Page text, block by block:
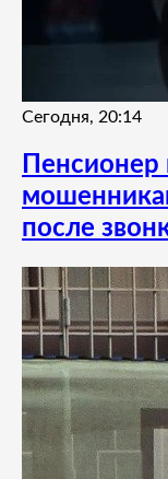
Сегодня, 20:14
Пенсионер
после